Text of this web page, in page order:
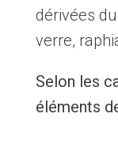
dérivées
verre,
Selon les
éléments